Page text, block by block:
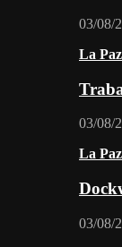
03/08/
La Paz
03/08/
La Paz
03/08/